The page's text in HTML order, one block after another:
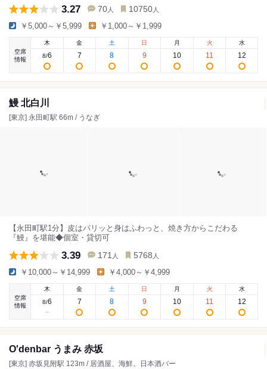
3.27 70 人 10750 人
￥5,000～￥5,999 ￥1,000～￥1,999
空席
情報
木
8/6
金
7
土
8
日
9
月
10
火
11
水
12
鰻 北白川
[東京] 永田町駅 66m / うなぎ
【永田町駅1分】⽪はパリッと⾝はふわっと、焼き方からこだわる
『鰻』を堪能◆個室・貸切可
3.39 171 人 5768 人
￥10,000～￥14,999 ￥4,000～￥4,999
空席
情報
木
8/6
金
7
土
8
日
9
月
10
火
11
水
12
O'denbar うまみ 赤坂
[東京] 赤坂見附駅 123m / 居酒屋、海鮮、日本酒バー